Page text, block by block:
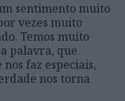
sentimento muito
vezes muito
Temos muito
palavra, que
nos faz especiais,
nos torna